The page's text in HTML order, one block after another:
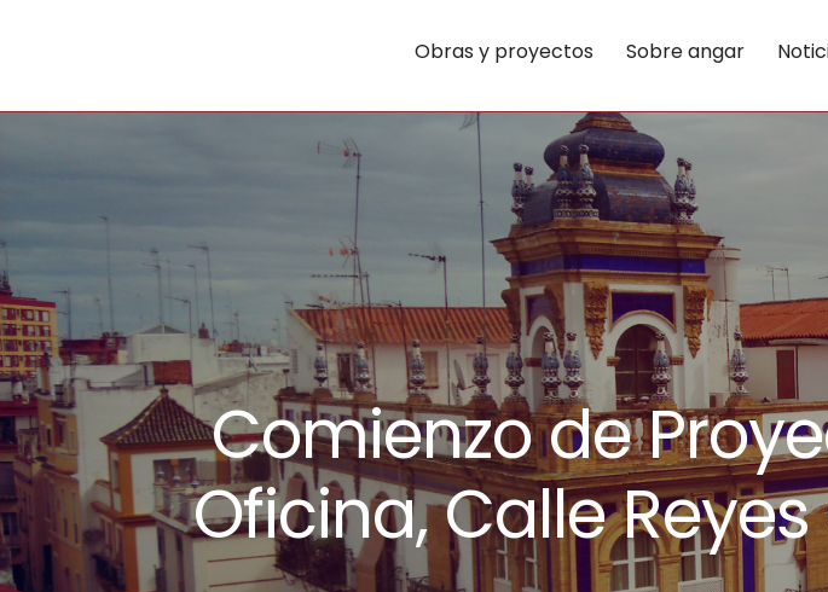
Obras y proyectos Sobre angar
Comienzo de
Oficina, Calle